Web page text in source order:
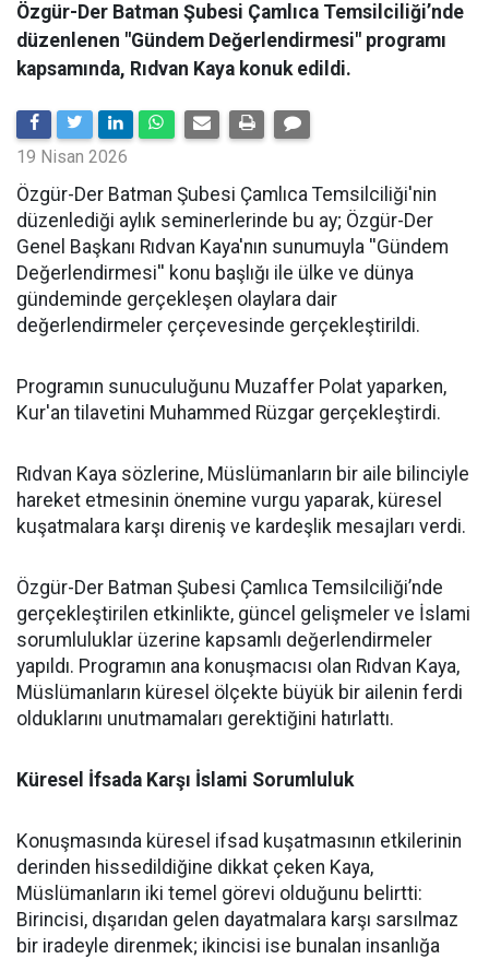
Özgür-Der Batman Şubesi Çamlıca Temsilciliği’nde
düzenlenen "Gündem Değerlendirmesi" programı
kapsamında, Rıdvan Kaya konuk edildi.
19 Nisan 2026
​Özgür-Der Batman Şubesi Çamlıca Temsilciliği'nin
düzenlediği aylık seminerlerinde bu ay; Özgür-Der
Genel Başkanı Rıdvan Kaya'nın sunumuyla ''Gündem
Değerlendirmesi'' konu başlığı ile ülke ve dünya
gündeminde gerçekleşen olaylara dair
değerlendirmeler çerçevesinde gerçekleştirildi.
Programın sunuculuğunu Muzaffer Polat yaparken,
Kur'an tilavetini Muhammed Rüzgar gerçekleştirdi.
Rıdvan Kaya sözlerine, Müslümanların bir aile bilinciyle
hareket etmesinin önemine vurgu yaparak, küresel
kuşatmalara karşı direniş ve kardeşlik mesajları verdi.
Özgür-Der Batman Şubesi Çamlıca Temsilciliği’nde
gerçekleştirilen etkinlikte, güncel gelişmeler ve İslami
sorumluluklar üzerine kapsamlı değerlendirmeler
yapıldı. Programın ana konuşmacısı olan Rıdvan Kaya,
Müslümanların küresel ölçekte büyük bir ailenin ferdi
olduklarını unutmamaları gerektiğini hatırlattı.
Küresel İfsada Karşı İslami Sorumluluk
Konuşmasında küresel ifsad kuşatmasının etkilerinin
derinden hissedildiğine dikkat çeken Kaya,
Müslümanların iki temel görevi olduğunu belirtti:
Birincisi, dışarıdan gelen dayatmalara karşı sarsılmaz
bir iradeyle direnmek; ikincisi ise bunalan insanlığa